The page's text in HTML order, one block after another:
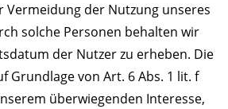
Vermeidung der Nutzung unseres
solche Personen behalten wir
der Nutzer zu erheben. Die
Grundlage von Art. 6 Abs. 1 lit. f
überwiegenden Interesse,